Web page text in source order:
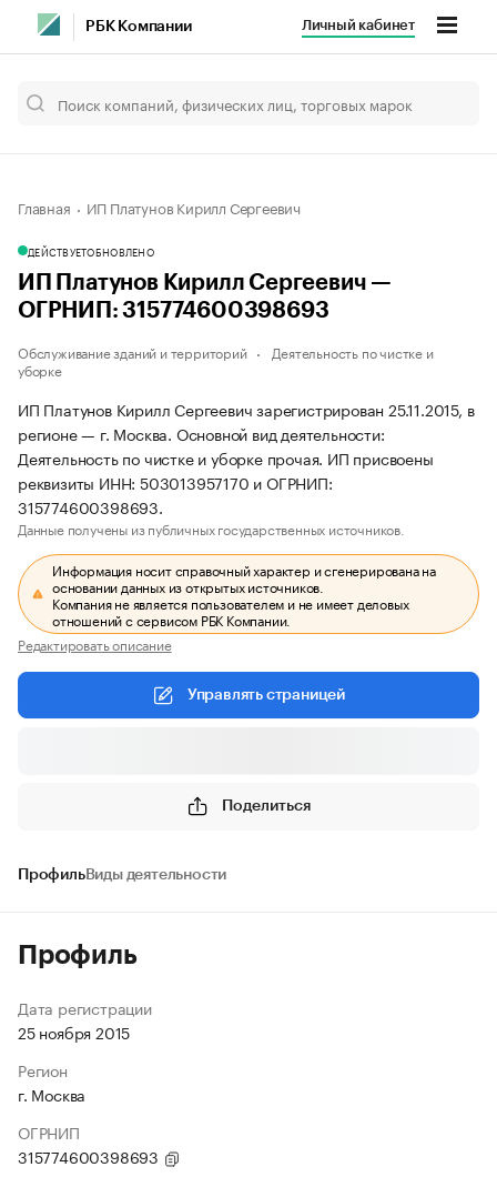
РБК Компании Личный кабинет
Главная ИП Платунов Кирилл Сергеевич
ДЕЙСТВУЕТОБНОВЛЕНО
ИП Платунов Кирилл Сергеевич —
ОГРНИП: 315774600398693
Обслуживание зданий и территорий
Деятельность по чистке и
уборке
ИП Платунов Кирилл Сергеевич зарегистрирован 25.11.2015, в
регионе — г. Москва. Основной вид деятельности:
Деятельность по чистке и уборке прочая. ИП присвоены
реквизиты ИНН: 503013957170 и ОГРНИП:
315774600398693.
Данные получены из публичных государственных источников.
Информация носит справочный характер и сгенерирована на
основании данных из открытых источников.
Компания не является пользователем и не имеет деловых
отношений с сервисом РБК Компании.
Редактировать описание
Управлять страницей
Поделиться
ПрофильВиды деятельности
Профиль
Дата регистрации
25 ноября 2015
Регион
г. Москва
ОГРНИП
315774600398693